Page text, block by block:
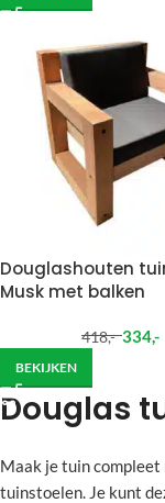
Douglashouten
Musk met balken
418,- 334,-
BEKIJKEN
Douglas
Maak je tuin compleet
tuinstoelen. Je kunt